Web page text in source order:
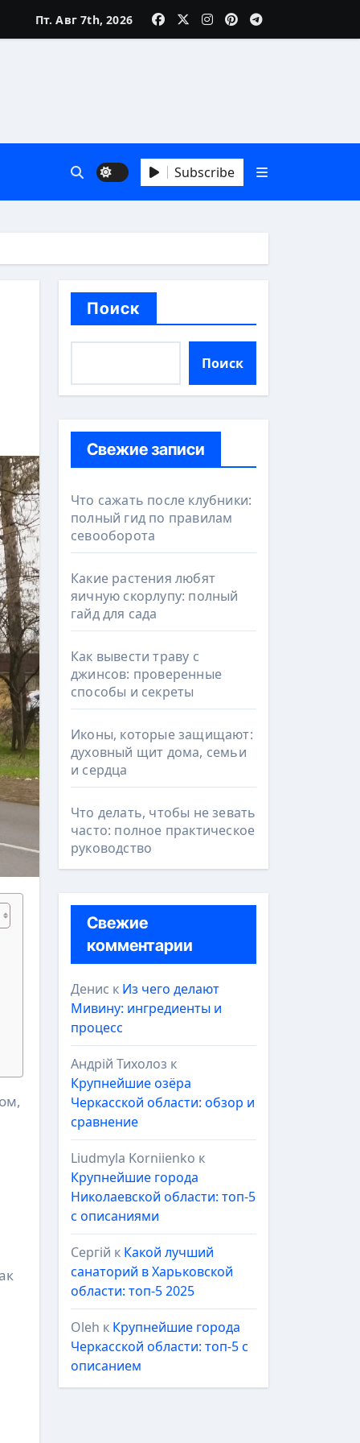
Пт. Авг 7th, 2026
Subscribe
Поиск
Поиск
Свежие записи
Что сажать после клубники:
полный гид по правилам
севооборота
Какие растения любят
яичную скорлупу: полный
гайд для сада
Как вывести траву с
джинсов: проверенные
способы и секреты
Иконы, которые защищают:
духовный щит дома, семьи
и сердца
Что делать, чтобы не зевать
часто: полное практическое
руководство
Свежие
комментарии
Денис к Из чего делают
Мивину: ингредиенты и
процесс
Андрій Тихолоз к
Крупнейшие озёра
Черкасской области: обзор и
сравнение
Liudmyla Korniienko к
Крупнейшие города
Николаевской области: топ-5
с описаниями
Сергій к Какой лучший
санаторий в Харьковской
области: топ-5 2025
Oleh к Крупнейшие города
Черкасской области: топ-5 с
описанием